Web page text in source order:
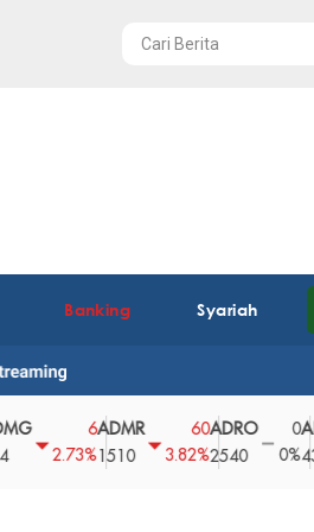
Banking Syariah
2.73%
ADMR
1510
60
3.82%
ADRO
2540
0
0%
AEGS